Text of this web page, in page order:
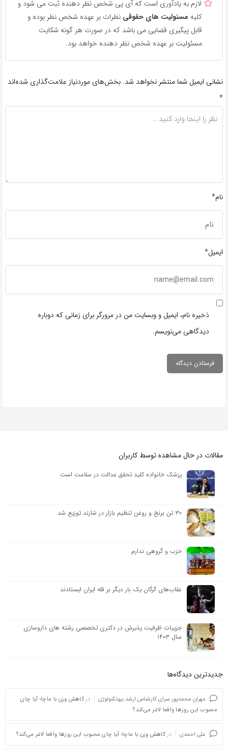
لازم به یادآوری است که آی پی شخص نظر دهنده ثبت می شود و
کلیه مسئولیت های حقوقی نظرات بر عهده شخص نظر بوده و
قابل پیگیری قضایی می باشد که در صورت هر گونه شکایت
مسئولیت بر عهده شخص نظر دهنده خواهد بود.
نشانی ایمیل شما منتشر نخواهد شد. بخش‌های موردنیاز علامت‌گذاری شده‌اند
*
نام*
ایمیل*
ذخیره نام، ایمیل و وبسایت من در مرورگر برای زمانی که دوباره
دیدگاهی می‌نویسم.
مقالات در حال مشاهده توسط کاربران
پزشک خانواده کلید تحقق عدالت در سلامت است
۳۰ تن برنج و روغن تنظیم بازار در شازند توزیع شد
حزب و گروهی ندارم
عقاب‌های گرگان یک‌ بار دیگر بر قله ایران ایستادند
جزییات ظرفیت پذیرش در دکتری تخصصی رشته های داروسازی
سال ۱۴۰۳
جدیدترین دیدگاه‌‌ها
مهران محمدپور سرای کارشناس ارشد بیوتکنولوژی در کاهش وزن با ماچا؛ آیا چای
محبوب این روزها واقعا لاغر می‌کند؟
علی احمدی در کاهش وزن با ماچا؛ آیا چای محبوب این روزها واقعا لاغر می‌کند؟